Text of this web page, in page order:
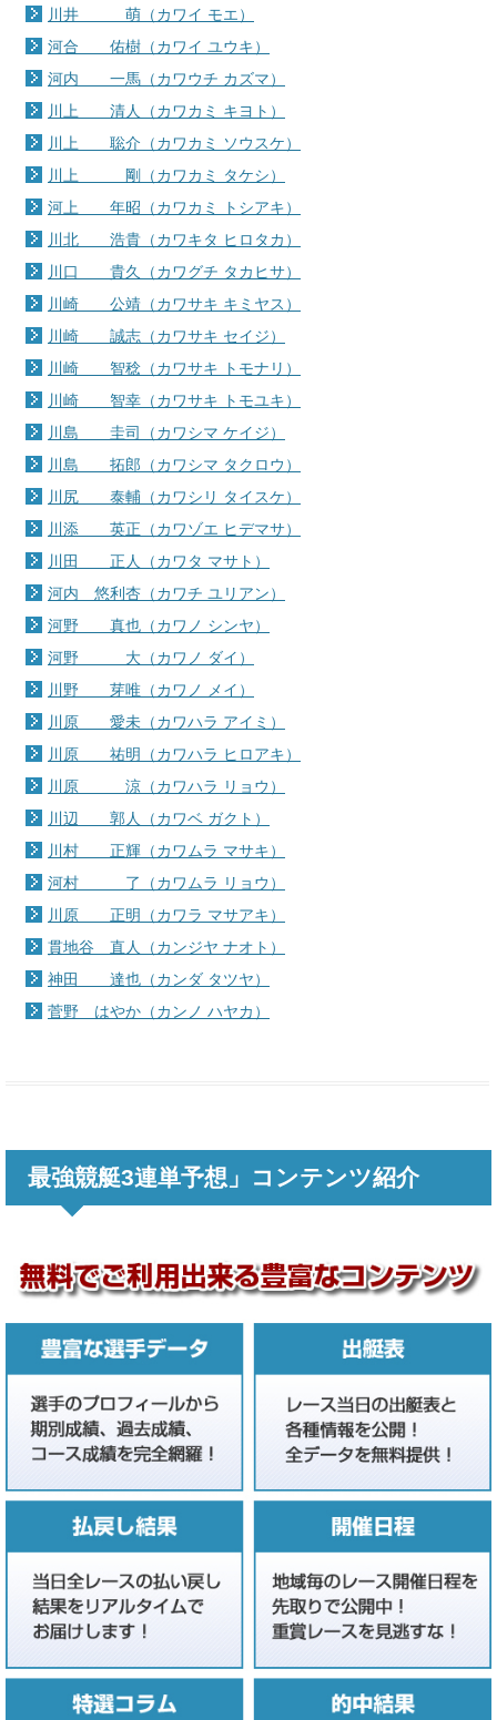
川井 萌（カワイ モエ）
河合 佑樹（カワイ ユウキ）
河内 一馬（カワウチ カズマ）
川上 清人（カワカミ キヨト）
川上 聡介（カワカミ ソウスケ）
川上 剛（カワカミ タケシ）
河上 年昭（カワカミ トシアキ）
川北 浩貴（カワキタ ヒロタカ）
川口 貴久（カワグチ タカヒサ）
川崎 公靖（カワサキ キミヤス）
川崎 誠志（カワサキ セイジ）
川崎 智稔（カワサキ トモナリ）
川崎 智幸（カワサキ トモユキ）
川島 圭司（カワシマ ケイジ）
川島 拓郎（カワシマ タクロウ）
川尻 泰輔（カワシリ タイスケ）
川添 英正（カワゾエ ヒデマサ）
川田 正人（カワタ マサト）
河内 悠利杏（カワチ ユリアン）
河野 真也（カワノ シンヤ）
河野 大（カワノ ダイ）
川野 芽唯（カワノ メイ）
川原 愛未（カワハラ アイミ）
川原 祐明（カワハラ ヒロアキ）
川原 涼（カワハラ リョウ）
川辺 郭人（カワベ ガクト）
川村 正輝（カワムラ マサキ）
河村 了（カワムラ リョウ）
川原 正明（カワラ マサアキ）
貫地谷 直人（カンジヤ ナオト）
神田 達也（カンダ タツヤ）
菅野 はやか（カンノ ハヤカ）
最強競艇3連単予想」コンテンツ紹介